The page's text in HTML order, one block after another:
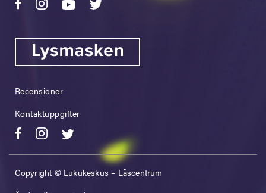
Recensioner
Kontaktuppgifter
Copyright © Lukukeskus – Läscentrum